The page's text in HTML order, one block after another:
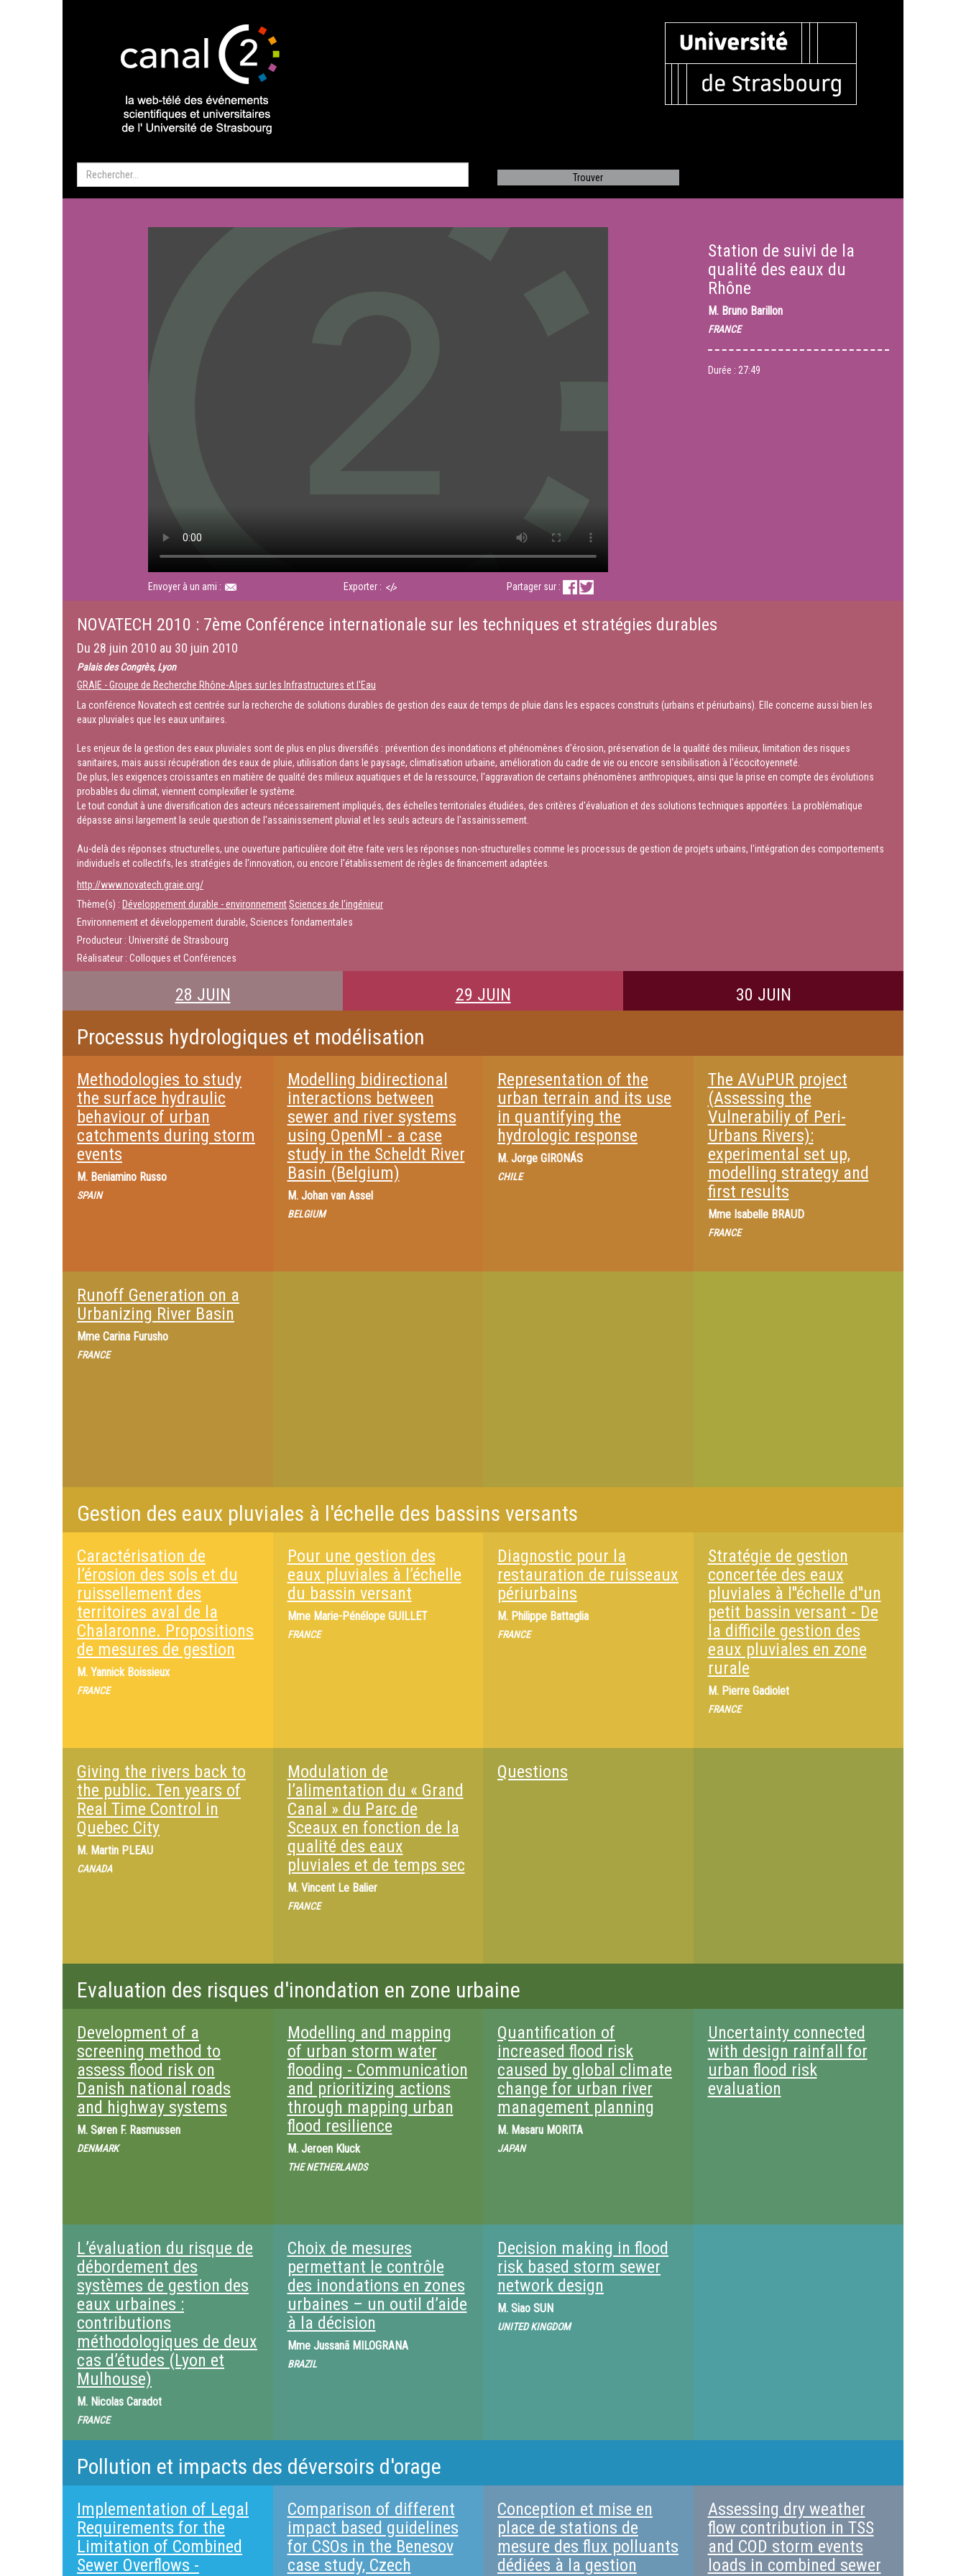
Envoyer à un ami : Exporter : Partager sur :
Station de suivi de la
qualité des eaux du
Rhône
M. Bruno Barillon
FRANCE
Durée : 27:49
NOVATECH 2010 : 7ème Conférence internationale sur les techniques et stratégies durables
Du 28 juin 2010 au 30 juin 2010
Palais des Congrès, Lyon
GRAIE - Groupe de Recherche Rhône-Alpes sur les Infrastructures et l'Eau
La conférence Novatech est centrée sur la recherche de solutions durables de gestion des eaux de temps de pluie dans les espaces construits (urbains et périurbains). Elle concerne aussi bien les
eaux pluviales que les eaux unitaires.
Les enjeux de la gestion des eaux pluviales sont de plus en plus diversifiés : prévention des inondations et phénomènes d'érosion, préservation de la qualité des milieux, limitation des risques
sanitaires, mais aussi récupération des eaux de pluie, utilisation dans le paysage, climatisation urbaine, amélioration du cadre de vie ou encore sensibilisation à l'écocitoyenneté.
De plus, les exigences croissantes en matière de qualité des milieux aquatiques et de la ressource, l'aggravation de certains phénomènes anthropiques, ainsi que la prise en compte des évolutions
probables du climat, viennent complexifier le système.
Le tout conduit à une diversification des acteurs nécessairement impliqués, des échelles territoriales étudiées, des critères d'évaluation et des solutions techniques apportées. La problématique
dépasse ainsi largement la seule question de l'assainissement pluvial et les seuls acteurs de l'assainissement.
Au-delà des réponses structurelles, une ouverture particulière doit être faite vers les réponses non-structurelles comme les processus de gestion de projets urbains, l'intégration des comportements
individuels et collectifs, les stratégies de l'innovation, ou encore l'établissement de règles de financement adaptées.
http://www.novatech.graie.org/
Thème(s) : Développement durable - environnementSciences de l’ingénieur
Environnement et développement durable, Sciences fondamentales
Producteur : Université de Strasbourg
Réalisateur : Colloques et Conférences
28 JUIN 29 JUIN 30 JUIN
Processus hydrologiques et modélisation
Methodologies to study
the surface hydraulic
behaviour of urban
catchments during storm
events
M. Beniamino Russo
SPAIN
Modelling bidirectional
interactions between
sewer and river systems
using OpenMI - a case
study in the Scheldt River
Basin (Belgium)
M. Johan van Assel
BELGIUM
Representation of the
urban terrain and its use
in quantifying the
hydrologic response
M. Jorge GIRONÁS
CHILE
The AVuPUR project
(Assessing the
Vulnerabiliy of Peri-
Urbans Rivers):
experimental set up,
modelling strategy and
first results
Mme Isabelle BRAUD
FRANCE
Runoff Generation on a
Urbanizing River Basin
Mme Carina Furusho
FRANCE
Gestion des eaux pluviales à l'échelle des bassins versants
Caractérisation de
l’érosion des sols et du
ruissellement des
territoires aval de la
Chalaronne. Propositions
de mesures de gestion
M. Yannick Boissieux
FRANCE
Pour une gestion des
eaux pluviales à l’échelle
du bassin versant
Mme Marie-Pénélope GUILLET
FRANCE
Diagnostic pour la
restauration de ruisseaux
périurbains
M. Philippe Battaglia
FRANCE
Stratégie de gestion
concertée des eaux
pluviales à l''échelle d''un
petit bassin versant - De
la difficile gestion des
eaux pluviales en zone
rurale
M. Pierre Gadiolet
FRANCE
Giving the rivers back to
the public. Ten years of
Real Time Control in
Quebec City
M. Martin PLEAU
CANADA
Modulation de
l’alimentation du « Grand
Canal » du Parc de
Sceaux en fonction de la
qualité des eaux
pluviales et de temps sec
M. Vincent Le Balier
FRANCE
Questions
Evaluation des risques d'inondation en zone urbaine
Development of a
screening method to
assess flood risk on
Danish national roads
and highway systems
M. Søren F. Rasmussen
DENMARK
Modelling and mapping
of urban storm water
flooding - Communication
and prioritizing actions
through mapping urban
flood resilience
M. Jeroen Kluck
THE NETHERLANDS
Quantification of
increased flood risk
caused by global climate
change for urban river
management planning
M. Masaru MORITA
JAPAN
Uncertainty connected
with design rainfall for
urban flood risk
evaluation
L’évaluation du risque de
débordement des
systèmes de gestion des
eaux urbaines :
contributions
méthodologiques de deux
cas d’études (Lyon et
Mulhouse)
M. Nicolas Caradot
FRANCE
Choix de mesures
permettant le contrôle
des inondations en zones
urbaines – un outil d’aide
à la décision
Mme Jussanã MILOGRANA
BRAZIL
Decision making in flood
risk based storm sewer
network design
M. Siao SUN
UNITED KINGDOM
Pollution et impacts des déversoirs d'orage
Implementation of Legal
Requirements for the
Limitation of Combined
Sewer Overflows -
Comparison of different
impact based guidelines
for CSOs in the Benesov
case study, Czech
Conception et mise en
place de stations de
mesure des flux polluants
dédiées à la gestion
Assessing dry weather
flow contribution in TSS
and COD storm events
loads in combined sewer